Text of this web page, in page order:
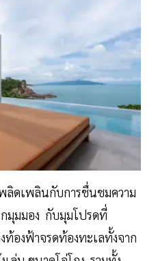
ลิดเพลินกับการชื่นชมความ
กมุมมอง กับมุมโปรดที่
ท้องฟ้าจรดท้องทะเลทั้งจาก